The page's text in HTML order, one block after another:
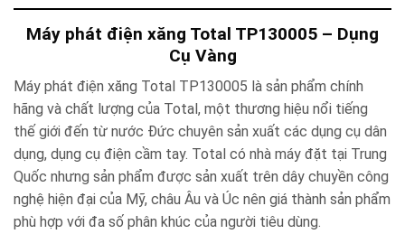
Máy phát điện xăng Total TP130005 – Dụng
Cụ Vàng
Máy phát điện xăng Total TP130005 là sản phẩm chính
hãng và chất lượng của Total, một thương hiệu nổi tiếng
thế giới đến từ nước Đức chuyên sản xuất các dụng cụ dân
dụng, dụng cụ điện cầm tay. Total có nhà máy đặt tại Trung
Quốc nhưng sản phẩm được sản xuất trên dây chuyền công
nghệ hiện đại của Mỹ, châu Âu và Úc nên giá thành sản phẩm
phù hợp với đa số phân khúc của người tiêu dùng.